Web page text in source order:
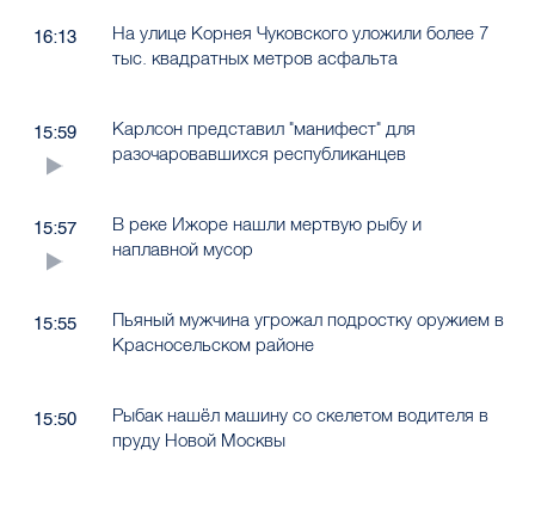
16:13
На улице Корнея Чуковского уложили более 7
тыс. квадратных метров асфальта
15:59
Карлсон представил "манифест" для
разочаровавшихся республиканцев
15:57
В реке Ижоре нашли мертвую рыбу и
наплавной мусор
15:55
Пьяный мужчина угрожал подростку оружием в
Красносельском районе
15:50
Рыбак нашёл машину со скелетом водителя в
пруду Новой Москвы